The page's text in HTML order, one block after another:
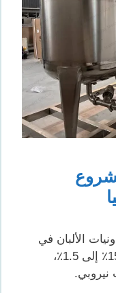
الألبان في
كينيا على تقليل فشل الدُفعات من 15٪ إلى 1.5٪،